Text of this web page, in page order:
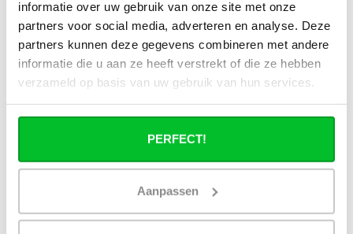
informatie over uw gebruik van onze site met onze
partners voor social media, adverteren en analyse. Deze
partners kunnen deze gegevens combineren met andere
informatie die u aan ze heeft verstrekt of die ze hebben
verzameld op basis van uw gebruik van hun services.
PERFECT!
Aanpassen
Hoe verschilt de warmteafgifte van een
hybride paneelradiator ten opzichte van
een standaard paneelradiator?
Wat is het voordeel van geïntegreerde
radiatorventilatoren?
Waarom is een hybride paneelradiator
technisch geen convector?